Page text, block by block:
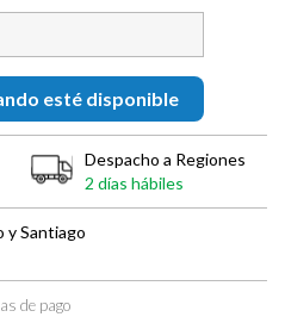
esté disponible
Despacho a Regiones
2 días hábiles
y Santiago
de pago